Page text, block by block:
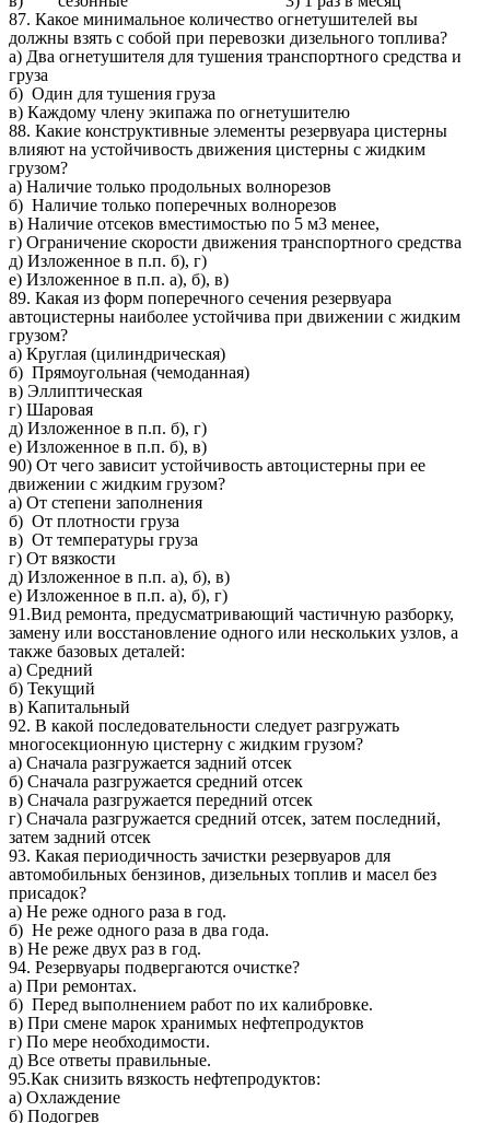
87. Какое минимальное количество огнетушителей вы
должны взять с собой при перевозки дизельного топлива?
а) Два огнетушителя для тушения транспортного средства и
груза
б) Один для тушения груза
в) Каждому члену экипажа по огнетушителю
88. Какие конструктивные элементы резервуара цистерны
влияют на устойчивость движения цистерны с жидким
грузом?
а) Наличие только продольных волнорезов
б) Наличие только поперечных волнорезов
в) Наличие отсеков вместимостью по 5 м3 менее,
г) Ограничение скорости движения транспортного средства
д) Изложенное в п.п. б), г)
е) Изложенное в п.п. а), б), в)
89. Какая из форм поперечного сечения резервуара
автоцистерны наиболее устойчива при движении с жидким
грузом?
а) Круглая (цилиндрическая)
б) Прямоугольная (чемоданная)
в) Эллиптическая
г) Шаровая
д) Изложенное в п.п. б), г)
е) Изложенное в п.п. б), в)
90) От чего зависит устойчивость автоцистерны при ее
движении с жидким грузом?
а) От степени заполнения
б) От плотности груза
в) От температуры груза
г) От вязкости
д) Изложенное в п.п. а), б), в)
е) Изложенное в п.п. а), б), г)
91.Вид ремонта, предусматривающий частичную разборку,
замену или восстановление одного или нескольких узлов, а
также базовых деталей:
а) Средний
б) Текущий
в) Капитальный
92. В какой последовательности следует разгружать
многосекционную цистерну с жидким грузом?
а) Сначала разгружается задний отсек
б) Сначала разгружается средний отсек
в) Сначала разгружается передний отсек
г) Сначала разгружается средний отсек, затем последний,
затем задний отсек
93. Какая периодичность зачистки резервуаров для
автомобильных бензинов, дизельных топлив и масел без
присадок?
а) Не реже одного раза в год.
б) Не реже одного раза в два года.
в) Не реже двух раз в год.
94. Резервуары подвергаются очистке?
а) При ремонтах.
б) Перед выполнением работ по их калибровке.
в) При смене марок хранимых нефтепродуктов
г) По мере необходимости.
д) Все ответы правильные.
95.Как снизить вязкость нефтепродуктов:
а) Охлаждение
б) Подогрев